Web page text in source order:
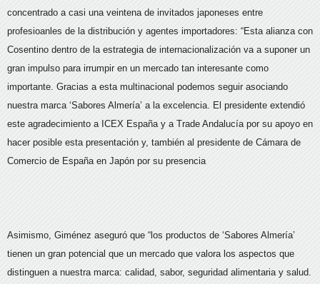
concentrado a casi una veintena de invitados japoneses entre
profesioanles de la distribución y agentes importadores: “Esta alianza con
Cosentino dentro de la estrategia de internacionalización va a suponer un
gran impulso para irrumpir en un mercado tan interesante como
importante. Gracias a esta multinacional podemos seguir asociando
nuestra marca ‘Sabores Almería’ a la excelencia. El presidente extendió
este agradecimiento a ICEX España y a Trade Andalucía por su apoyo en
hacer posible esta presentación y, también al presidente de Cámara de
Comercio de España en Japón por su presencia
Asimismo, Giménez aseguró que “los productos de ‘Sabores Almería’
tienen un gran potencial que un mercado que valora los aspectos que
distinguen a nuestra marca: calidad, sabor, seguridad alimentaria y salud.